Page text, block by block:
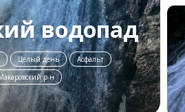
водопад
Целый день
Асфальт
р-н